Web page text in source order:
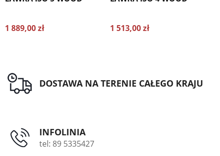
1 889,00 zł 1 513,00 zł
DOSTAWA NA TERENIE CAŁEGO KRAJU
INFOLINIA
tel: 89 5335427